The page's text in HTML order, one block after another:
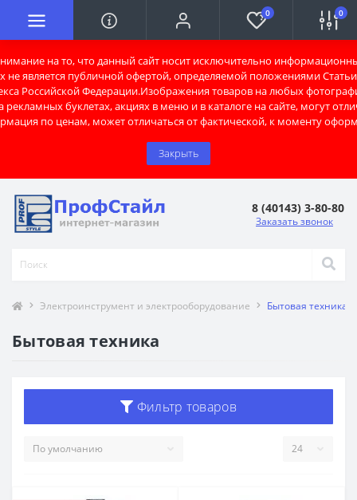
на то, что данный сайт носит исключительно
не является публичной офертой, определяемой положениями Статьи
Российской Федерации.Изображения товаров на любых
рекламных буклетах, акциях в меню и в каталоге на сайте, могут
по ценам, может отличаться от фактической, к моменту
Закрыть
0 0
8 (40143) 3-80-80
Заказать звонок
Электроинструмент и электрооборудование Бытовая техника
Бытовая техника
Фильтр товаров